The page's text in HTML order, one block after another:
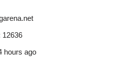
12636
hours ago